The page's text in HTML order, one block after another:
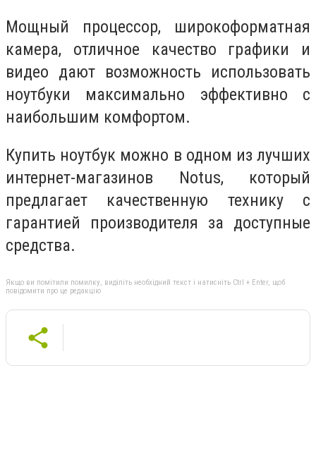
Мощный процессор, широкоформатная
камера, отличное качество графики и
видео дают возможность использовать
ноутбуки максимально эффективно с
наибольшим комфортом.
Купить ноутбук можно в одном из лучших
интернет-магазинов Notus, который
предлагает качественную технику с
гарантией производителя за доступные
средства.
Якщо ви помітили помилку, виділіть необхідний текст і натисніть Ctrl + Enter, щоб
повідомити про це редакцію